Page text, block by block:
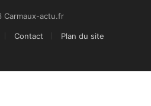
Carmaux-actu.fr
Contact Plan du site